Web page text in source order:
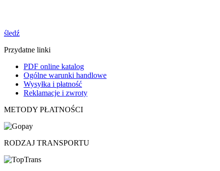
śledź
Przydatne linki
PDF online katalog
Ogólne warunki handlowe
Wysyłka i płatność
Reklamacje i zwroty
METODY PŁATNOŚCI
RODZAJ TRANSPORTU